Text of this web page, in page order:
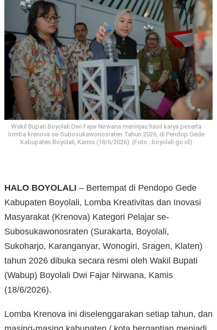
Wakil Bupati Boyolali Dwi Fajar Nirwana meninjau hasil karya peserta
lomba krenova se-Subosukawonosraten Tahun 2026, di Pendop Gede
Kabupaten Boyolali, Kamis (18/6/2026). (Foto : boyolali.go.id)
HALO BOYOLALI – Bertempat di Pendopo Gede
Kabupaten Boyolali, Lomba Kreativitas dan Inovasi
Masyarakat (Krenova) Kategori Pelajar se-
Subosukawonosraten (Surakarta, Boyolali,
Sukoharjo, Karanganyar, Wonogiri, Sragen, Klaten)
tahun 2026 dibuka secara resmi oleh Wakil Bupati
(Wabup) Boyolali Dwi Fajar Nirwana, Kamis
(18/6/2026).
Lomba Krenova ini diselenggarakan setiap tahun, dan